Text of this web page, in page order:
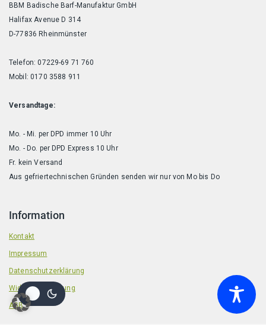
BBM Badische Barf-Manufaktur GmbH
Halifax Avenue D 314
D-77836 Rheinmünster
Telefon: 07229-69 71 760
Mobil: 0170 3588 911
Versandtage:
Mo. - Mi. per DPD immer 10 Uhr
Mo. - Do. per DPD Express 10 Uhr
Fr. kein Versand
Aus gefriertechnischen Gründen senden wir nur von Mo bis Do
Information
Kontakt
Impressum
Datenschutzerklärung
Widerrufsbelehrung
AGB